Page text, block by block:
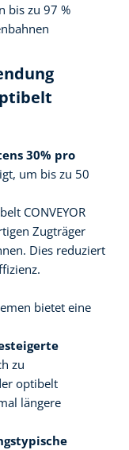
bis zu 97 %
30% pro
um bis zu 50
CONVEYOR
Zugträger
Dies reduziert
bietet eine
zu
optibelt
längere